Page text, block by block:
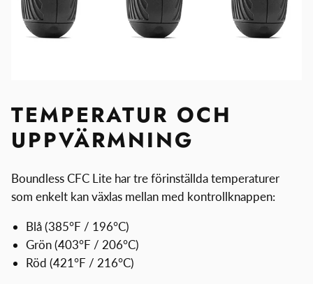
TEMPERATUR OCH
UPPVÄRMNING
Boundless CFC Lite har tre förinställda temperaturer
som enkelt kan växlas mellan med kontrollknappen:
Blå (385°F / 196°C)
Grön (403°F / 206°C)
Röd (421°F / 216°C)